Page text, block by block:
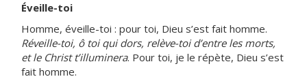
Éveille-toi
Homme, éveille-toi : pour toi, Dieu s’est fait homme.
Réveille-toi, ô toi qui dors, relève-toi d’entre les morts,
et le Christ t’illuminera. Pour toi, je le répète, Dieu s’est
fait homme.